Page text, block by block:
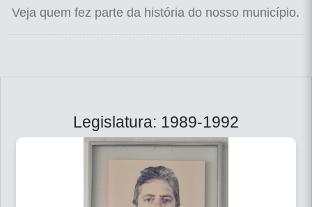
Veja quem fez parte da história do nosso município.
Legislatura: 1989-1992